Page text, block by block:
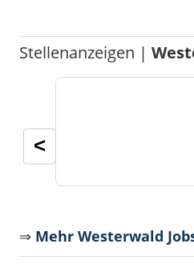
Stellenanzeigen |
<
⇒ Mehr Westerwald